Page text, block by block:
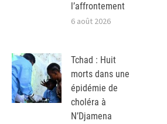
l’affrontement
6 août 2026
Tchad : Huit
morts dans une
épidémie de
choléra à
N’Djamena